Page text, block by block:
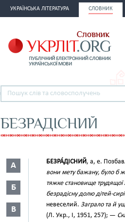
УКРАЇНСЬКА ЛІТЕРАТУРА СЛОВНИК
БЕЗРАДІСНИЙ
А
Б
В
БЕЗРА́ДІСНИЙ, а, е.
вони мету бажану, було б
тяжке становище трудящої
безрадісну долю дітей-
невеселий. Заграло та й
(Л. Укр., І, 1951, 257); —